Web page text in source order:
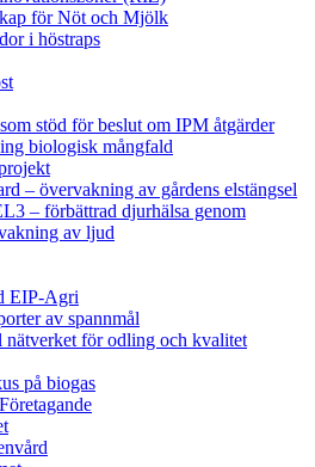
för Nöt och Mjölk
i höstraps
stöd för beslut om IPM åtgärder
biologisk mångfald
– övervakning av gårdens elstängsel
– förbättrad djurhälsa genom
av ljud
EIP-Agri
av spannmål
för odling och kvalitet
på biogas